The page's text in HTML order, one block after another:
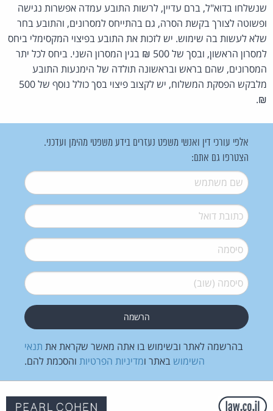
שנשלחו בדוא"ל, ברם עדיין, לרשות התובע עמדה אפשרות נגישה
ופשוטה לצורך בקשת הסרה, גם בהתייחס למסרונים, והתובע בחר
שלא לעשות בה שימוש. יש לזכות את התובע בפיצוי המקסימלי ביחס
למסרון הראשון, ובסך של 500 ₪ בגין המסרון השני. ביחס לכל יתר
המסרונים, שהם בראש ובראשונה תולדה של הימנעות התובע
מלבקש הפסקת המשלוח, יש לקצוב פיצוי בסך כולל נוסף של 500
₪.
אלפי עורכי דין ואנשי משפט נעזרים בידע משפטי מהימן ועדכני.
הצטרפו גם אתם:
שם משתמש*
דואל*
סיסמה*
סיסמה (שוב)*
בהרשמה לאתר ובשימוש בו אתה מאשר שקראת את תנאי
השימוש באתר ומדיניות הפרטיות והסכמת להם.